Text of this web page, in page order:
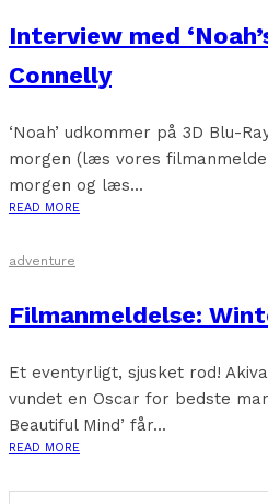
Interview med
Connelly
‘Noah’ udkommer på 3D Blu-
morgen (læs vores
morgen og læs...
READ MORE
adventure
Filmanmeldelse:
Et eventyrligt, sjusket rod!
vundet en Oscar for bedste
Beautiful Mind’ får...
READ MORE